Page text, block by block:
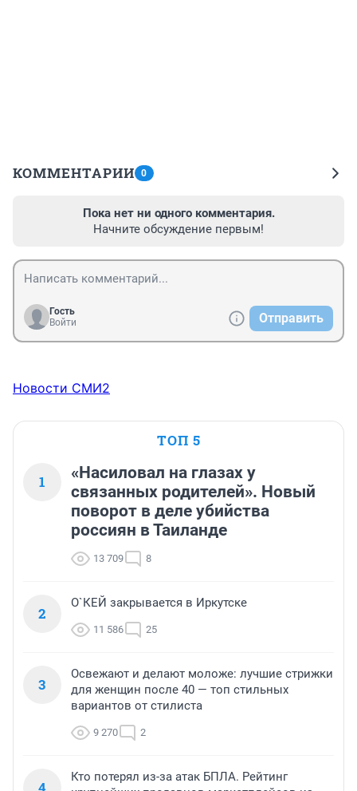
КОММЕНТАРИИ 0
Пока нет ни одного комментария.
Начните обсуждение первым!
Гость
Войти
Отправить
Новости СМИ2
ТОП 5
1
«Насиловал на глазах у
связанных родителей». Новый
поворот в деле убийства
россиян в Таиланде
13 709 8
2
О`КЕЙ закрывается в Иркутске
11 586 25
3
Освежают и делают моложе: лучшие стрижки
для женщин после 40 — топ стильных
вариантов от стилиста
9 270 2
Кто потерял из-за атак БПЛА. Рейтинг